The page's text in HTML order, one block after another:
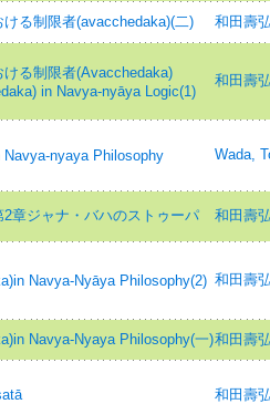
る制限者(avacchedaka)(二) 和田壽
る制限者(Avacchedaka)
in Navya-nyāya Logic(1)
和田壽
nyaya Philosophy Wada,
章ジャナ・バハのストゥーパ 和田壽
Navya-Nyāya Philosophy(2) 和田壽
Navya-Nyaya Philosophy(一)和田壽
和田壽